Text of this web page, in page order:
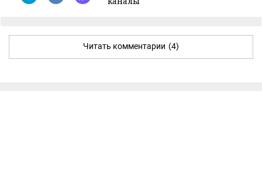
Читать комментарии (4)